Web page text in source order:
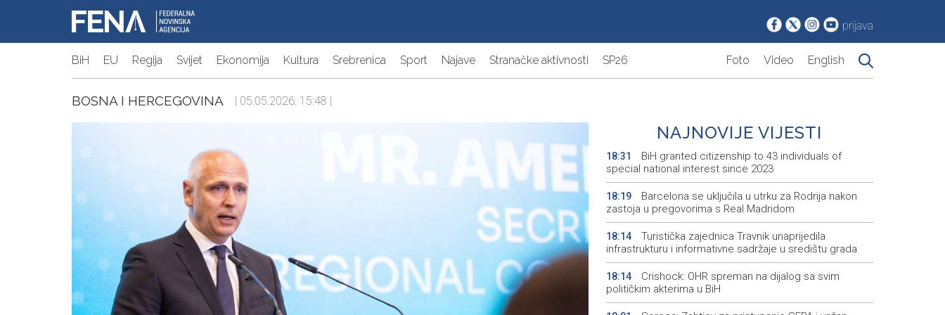
prijava
BiH EU Regija Svijet Ekonomija Kultura Srebrenica Sport Najave Stranačke aktivnosti SP26 Foto Video English
BOSNA I HERCEGOVINA | 05.05.2026. 15:48 |
NAJNOVIJE VIJESTI
18:31
BiH granted citizenship to 43 individuals of
special national interest since 2023
18:19
Barcelona se uključila u utrku za Rodrija nakon
zastoja u pregovorima s Real Madridom
18:14
Turistička zajednica Travnik unaprijedila
infrastrukturu i informativne sadržaje u središtu grada
18:14
Crishock: OHR spreman na dijalog sa svim
političkim akterima u BiH